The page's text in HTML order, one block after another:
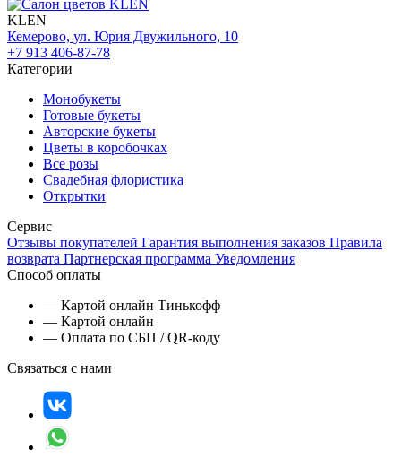
KLEN
Кемерово, ул. Юрия Двужильного, 10
+7 913 406-87-78
Категории
Монобукеты
Готовые букеты
Авторские букеты
Цветы в коробочках
Все розы
Свадебная флористика
Открытки
Сервис
Отзывы покупателей Гарантия выполнения заказов Правила
возврата Партнерская программа Уведомления
Способ оплаты
— Картой онлайн Тинькофф
— Картой онлайн
— Оплата по СБП / QR-коду
Связаться с нами